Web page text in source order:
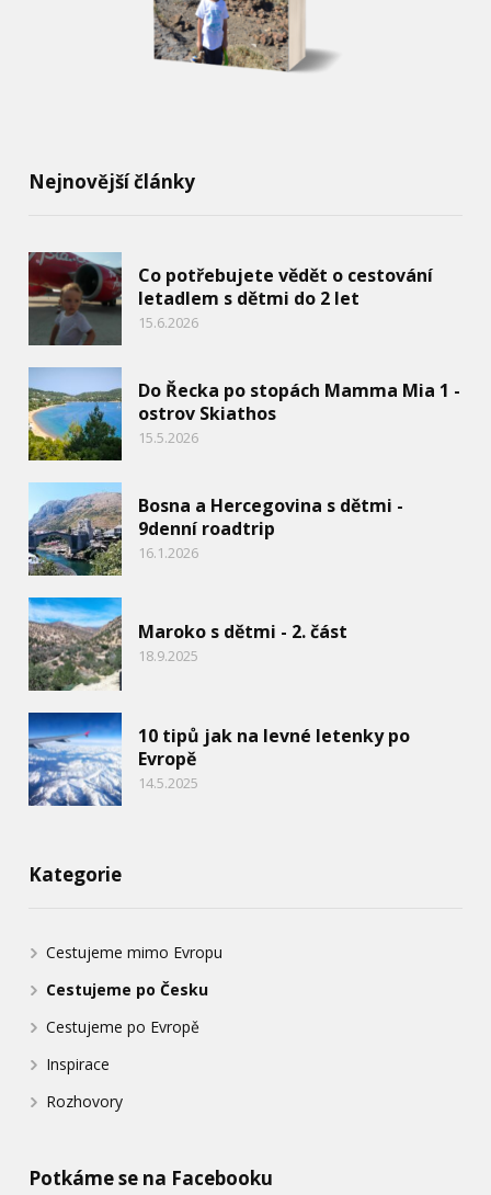
Nejnovější články
Co potřebujete vědět o cestování
letadlem s dětmi do 2 let
15.6.2026
Do Řecka po stopách Mamma Mia 1 -
ostrov Skiathos
15.5.2026
Bosna a Hercegovina s dětmi -
9denní roadtrip
16.1.2026
Maroko s dětmi - 2. část
18.9.2025
10 tipů jak na levné letenky po
Evropě
14.5.2025
Kategorie
Cestujeme mimo Evropu
Cestujeme po Česku
Cestujeme po Evropě
Inspirace
Rozhovory
Potkáme se na Facebooku